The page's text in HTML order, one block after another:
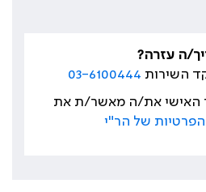
ה עזרה?
השירות 03-6100444
האישי את/ה מאשר/ת את
הפרטיות של הר"י